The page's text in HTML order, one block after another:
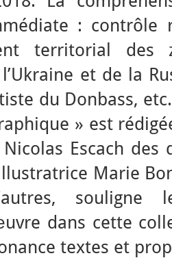
: contrôle
territorial des
et de la
du Donbass,
» est
Escach
Marie
souligne
dans cette
textes et